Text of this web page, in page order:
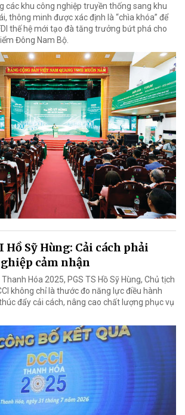
các khu công nghiệp truyền thống sang khu
thông minh được xác định là “chìa khóa” để
thế hệ mới tạo đà tăng trưởng bứt phá cho
Đông Nam Bộ.
Hồ Sỹ Hùng: Cải cách phải
cảm nhận
Hóa 2025, PGS TS Hồ Sỹ Hùng, Chủ tịch
không chỉ là thước đo năng lực điều hành
đẩy cải cách, nâng cao chất lượng phục vụ